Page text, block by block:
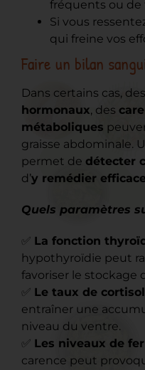
fréquents ou de
Si vous
qui freine vos
Faire un bilan
Dans certains cas, des
hormonaux, des
métaboliques
graisse abdominale.
permet de détecter
d’y remédier
Quels paramètres
✅ La fonction
hypothyroïdie peut
favoriser le stockage
✅ Le taux de cortisol
entraîner une
niveau du ventre.
✅ Les niveaux de
carence peut